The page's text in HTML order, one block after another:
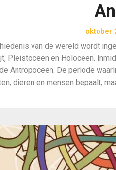
oktober
van de wereld wordt
Pleistoceen en Holoceen.
Antropoceen. De periode
dieren en mensen bepaalt,